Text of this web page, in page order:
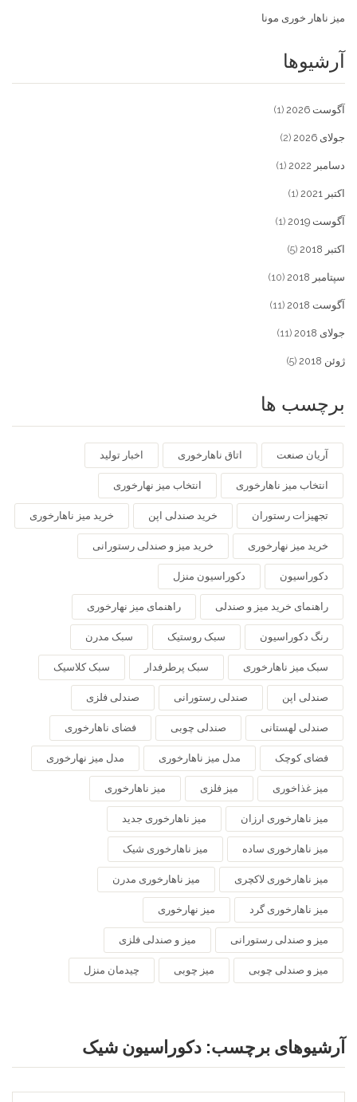
میز ناهار خوری مونا
آرشیوها
آگوست 2026 (1)
جولای 2026 (2)
دسامبر 2022 (1)
اکتبر 2021 (1)
آگوست 2019 (1)
اکتبر 2018 (5)
سپتامبر 2018 (10)
آگوست 2018 (11)
جولای 2018 (11)
ژوئن 2018 (5)
برچسب ها
آریان صنعت اتاق ناهارخوری اخبار تولید
انتخاب میز ناهارخوری انتخاب میز نهارخوری
تجهیزات رستوران خرید صندلی اپن خرید میز ناهارخوری
خرید میز نهارخوری خرید میز و صندلی رستورانی
دکوراسیون دکوراسیون منزل
راهنمای خرید میز و صندلی راهنمای میز نهارخوری
رنگ دکوراسیون سبک روستیک سبک مدرن
سبک میز ناهارخوری سبک پرطرفدار سبک کلاسیک
صندلی اپن صندلی رستورانی صندلی فلزی
صندلی لهستانی صندلی چوبی فضای ناهارخوری
فضای کوچک مدل میز ناهارخوری مدل میز نهارخوری
میز غذاخوری میز فلزی میز ناهارخوری
میز ناهارخوری ارزان میز ناهارخوری جدید
میز ناهارخوری ساده میز ناهارخوری شیک
میز ناهارخوری لاکچری میز ناهارخوری مدرن
میز ناهارخوری گرد میز نهارخوری
میز و صندلی رستورانی میز و صندلی فلزی
میز و صندلی چوبی میز چوبی چیدمان منزل
آرشیوهای برچسب: دکوراسیون شیک